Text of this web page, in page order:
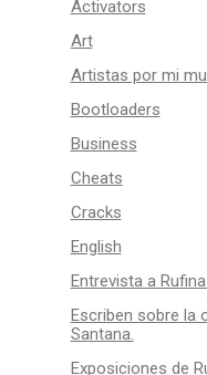
Activators
Art
Artistas por mi
Bootloaders
Business
Cheats
Cracks
English
Entrevista a
Escriben sobre la
Santana.
Exposiciones de